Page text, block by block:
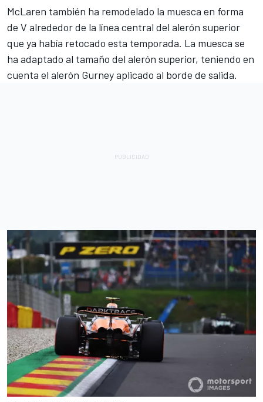
McLaren también ha remodelado la muesca en forma
de V alrededor de la línea central del alerón superior
que ya había retocado esta temporada. La muesca se
ha adaptado al tamaño del alerón superior, teniendo en
cuenta el alerón Gurney aplicado al borde de salida.